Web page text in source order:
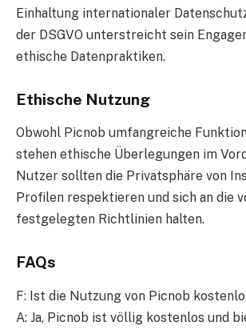
Einhaltung internationaler
der DSGVO unterstreicht sein
ethische Datenpraktiken.
Ethische Nutzung
Obwohl Picnob umfangreiche
stehen ethische Überlegungen im
Nutzer sollten die Privatsphäre von
Profilen respektieren und sich an die
festgelegten Richtlinien halten.
FAQs
F: Ist die Nutzung von Picnob
A: Ja, Picnob ist völlig kostenlos und